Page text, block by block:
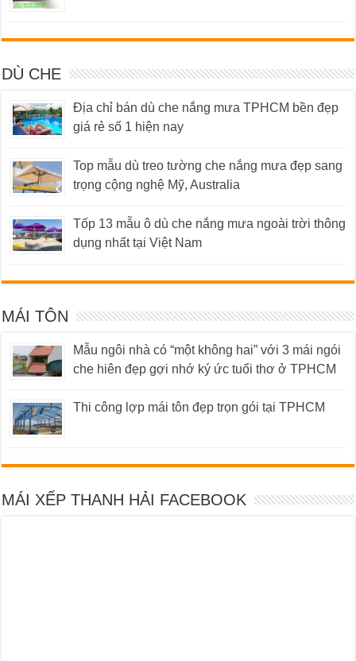
DÙ CHE
Địa chỉ bán dù che nắng mưa TPHCM bền đẹp
giá rẻ số 1 hiện nay
Top mẫu dù treo tường che nắng mưa đẹp sang
trọng cộng nghệ Mỹ, Australia
Tốp 13 mẫu ô dù che nắng mưa ngoài trời thông
dụng nhất tại Việt Nam
MÁI TÔN
Mẫu ngôi nhà có “một không hai” với 3 mái ngói
che hiên đẹp gợi nhớ ký ức tuổi thơ ở TPHCM
Thi công lợp mái tôn đẹp trọn gói tại TPHCM
MÁI XẾP THANH HẢI FACEBOOK